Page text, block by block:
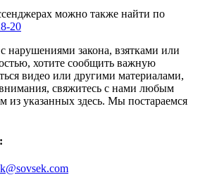
можно также найти по
20
нарушениями закона, взятками или
хотите сообщить важную
видео или другими материалами,
свяжитесь с нами любым
из указанных здесь. Мы постараемся